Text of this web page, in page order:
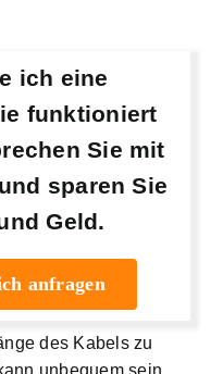
ich eine
funktioniert
Sie mit
sparen Sie
Geld.
anfragen
des Kabels zu